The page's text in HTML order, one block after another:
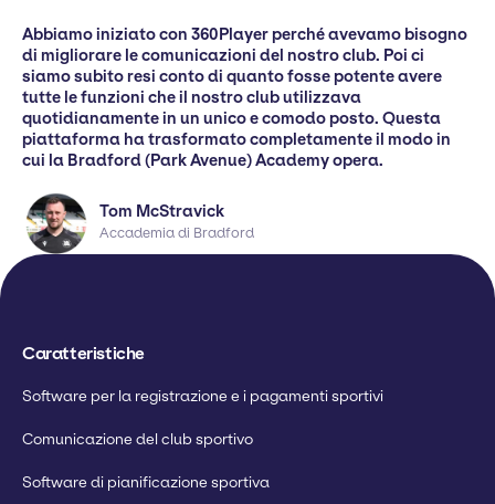
Abbiamo iniziato con 360Player perché avevamo bisogno
di migliorare le comunicazioni del nostro club. Poi ci
siamo subito resi conto di quanto fosse potente avere
tutte le funzioni che il nostro club utilizzava
quotidianamente in un unico e comodo posto. Questa
piattaforma ha trasformato completamente il modo in
cui la Bradford (Park Avenue) Academy opera.
Tom McStravick
Accademia di Bradford
Caratteristiche
Software per la registrazione e i pagamenti sportivi
Comunicazione del club sportivo
Software di pianificazione sportiva